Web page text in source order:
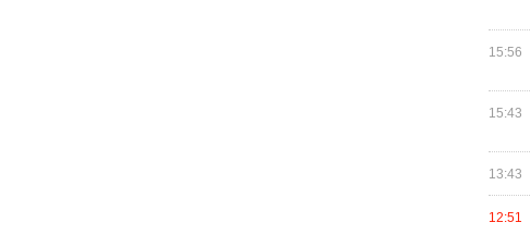
15:56
15:43
13:43
12:51